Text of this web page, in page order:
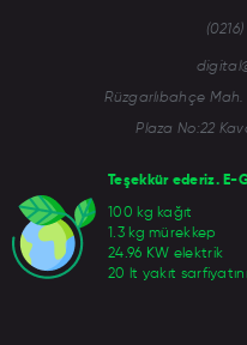
Teşekkür ederiz. E-
100 kg kağıt
1.3 kg mürekkep
24.96 KW elektrik
20 lt yakıt
Rüzgarlıbahçe
Plaza No:22